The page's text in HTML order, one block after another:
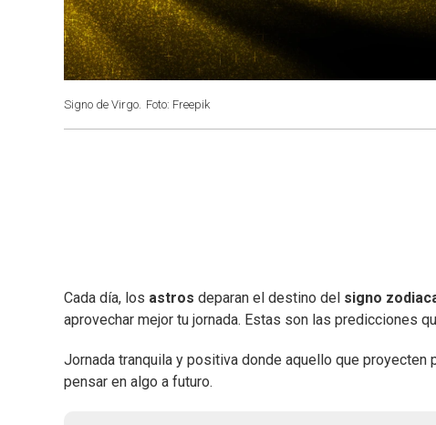
Signo de Virgo. Foto: Freepik
Cada día, los astros deparan el destino del signo
aprovechar mejor tu jornada. Estas son las predicciones
Jornada tranquila y positiva donde aquello que
pensar en algo a futuro.